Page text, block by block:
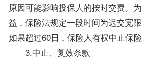
原因可能影响投保人的按时交费。
益，保险法规定一段时间为迟交宽限
如果超过60日，保险人有权中止保险
3.中止、复效条款